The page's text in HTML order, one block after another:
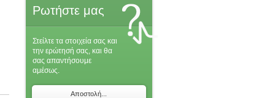
Ρωτήστε μας
Στείλτε τα στοιχεία σας και
την ερώτησή σας, και θα
σας απαντήσoυμε
αμέσως.
Αποστολή...